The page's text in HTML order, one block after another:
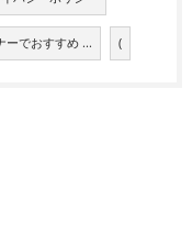
ーでおすすめ ... (